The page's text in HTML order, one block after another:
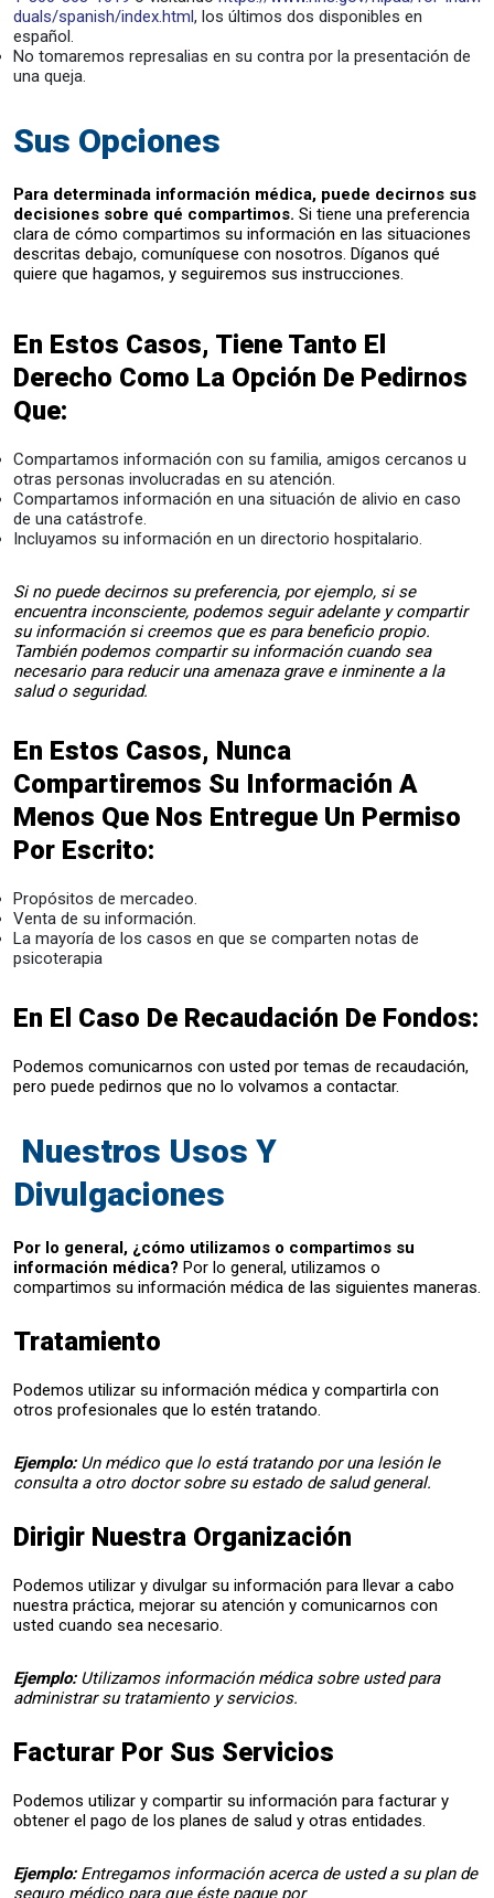
duals/spanish/index.html, los últimos dos disponibles en
español.
No tomaremos represalias en su contra por la presentación de
una queja.
Sus Opciones
Para determinada información médica, puede decirnos sus
decisiones sobre qué compartimos. Si tiene una preferencia
clara de cómo compartimos su información en las situaciones
descritas debajo, comuníquese con nosotros. Díganos qué
quiere que hagamos, y seguiremos sus instrucciones.
En Estos Casos, Tiene Tanto El
Derecho Como La Opción De Pedirnos
Que:
Compartamos información con su familia, amigos cercanos u
otras personas involucradas en su atención.
Compartamos información en una situación de alivio en caso
de una catástrofe.
Incluyamos su información en un directorio hospitalario.
Si no puede decirnos su preferencia, por ejemplo, si se
encuentra inconsciente, podemos seguir adelante y compartir
su información si creemos que es para beneficio propio.
También podemos compartir su información cuando sea
necesario para reducir una amenaza grave e inminente a la
salud o seguridad.
En Estos Casos, Nunca
Compartiremos Su Información A
Menos Que Nos Entregue Un Permiso
Por Escrito:
Propósitos de mercadeo.
Venta de su información.
La mayoría de los casos en que se comparten notas de
psicoterapia
En El Caso De Recaudación De Fondos:
Podemos comunicarnos con usted por temas de recaudación,
pero puede pedirnos que no lo volvamos a contactar.
Nuestros Usos Y
Divulgaciones
Por lo general, ¿cómo utilizamos o compartimos su
información médica? Por lo general, utilizamos o
compartimos su información médica de las siguientes maneras.
Tratamiento
Podemos utilizar su información médica y compartirla con
otros profesionales que lo estén tratando.
Ejemplo:Un médico que lo está tratando por una lesión le
consulta a otro doctor sobre su estado de salud general.
Dirigir Nuestra Organización
Podemos utilizar y divulgar su información para llevar a cabo
nuestra práctica, mejorar su atención y comunicarnos con
usted cuando sea necesario.
Ejemplo:Utilizamos información médica sobre usted para
administrar su tratamiento y servicios.
Facturar Por Sus Servicios
Podemos utilizar y compartir su información para facturar y
obtener el pago de los planes de salud y otras entidades.
Ejemplo:Entregamos información acerca de usted a su plan de
seguro médico para que éste pague por